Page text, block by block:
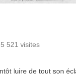
5 521 visites
luire de tout son